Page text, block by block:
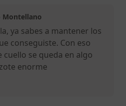
Montellano
ya sabes a mantener los
conseguiste. Con eso
se queda en algo
enorme